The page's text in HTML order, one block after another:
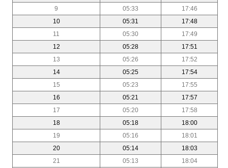
9
05:33
17:46
10
05:31
17:48
11
05:30
17:49
12
05:28
17:51
13
05:26
17:52
14
05:25
17:54
15
05:23
17:55
16
05:21
17:57
17
05:20
17:58
18
05:18
18:00
19
05:16
18:01
20
05:14
18:03
21
05:13
18:04